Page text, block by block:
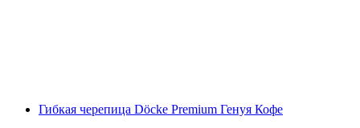
Гибкая черепица Döcke Premium Генуя Кофе